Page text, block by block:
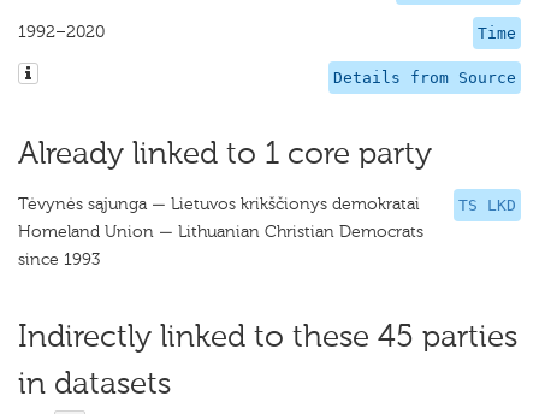
Time
1992–2020
Details from Source
Already linked to 1 core party
TS LKD
Tėvynės sąjunga — Lietuvos krikščionys demokratai
Homeland Union — Lithuanian Christian Democrats
since 1993
Indirectly linked to these 45 parties
in datasets